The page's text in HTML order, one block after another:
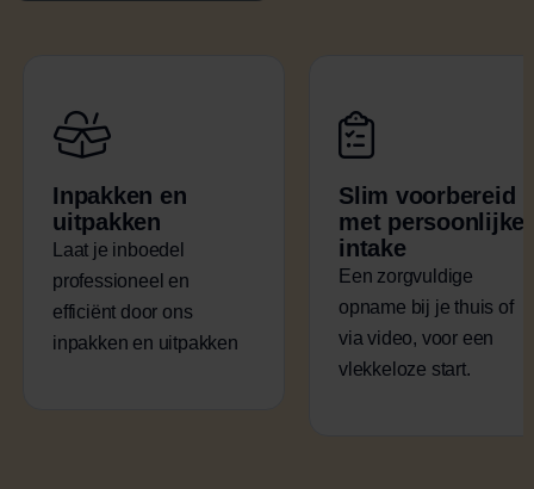
Inpakken en
uitpakken
Laat je inboedel
professioneel en
efficiënt door ons
inpakken en uitpakken
Slim voorbereid
met persoonlijke
intake
Een zorgvuldige
opname bij je thuis of
via video, voor een
vlekkeloze start.